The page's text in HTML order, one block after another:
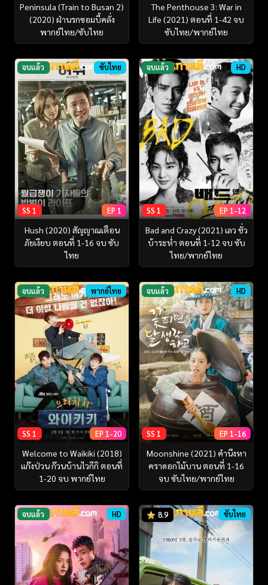
Peninsula (Train to Busan 2)
(2020) ฝ่านรกซอมบี้คลั่ง
พากย์ไทย/ซับไทย
The Penthouse 3: War in
Life (2021) ตอนที่ 1-42 จบ
ซับไทย/พากย์ไทย
จบแล้ว ซับไทย
SS 1 EP 1
Hush (2020) สัญญาณเตือน
ภัยเงียบ ตอนที่ 1-16 จบ ซับ
ไทย
จบแล้ว HD
SS 1 EP 1-12
Bad and Crazy (2021) เลว ชั่ว
บ้าระห่ำ ตอนที่ 1-12 จบ ซับ
ไทย/พากย์ไทย
จบแล้ว พากย์ไทย
SS 1 EP 1-20
Welcome to Waikiki (2018)
แก๊งป่วน ก๊วนบ้านไวกีกิ ตอนที่
1-20 จบ พากย์ไทย
จบแล้ว HD
SS 1 EP 1-16
Moonshine (2021) คำนึงหา
คราดอกไม้บาน ตอนที่ 1-16
จบ ซับไทย/พากย์ไทย
จบแล้ว HD 8.9 ซับไทย